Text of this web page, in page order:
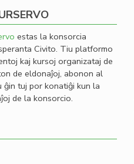
estas la konsorcia
Civito. Tiu platformo
kaj kursoj organizataj de
de eldonaĵoj, abonon al
ĝin tuj por konatiĝi kun la
de la konsorcio.